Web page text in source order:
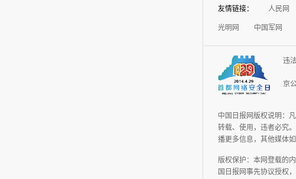
友情链接： 人民网
光明网 中国军网
违
京
中国日报网版权说明：
转载、使用，违者必究
播更多信息，其他媒体
版权保护：本网登载的
国日报网事先协议授权